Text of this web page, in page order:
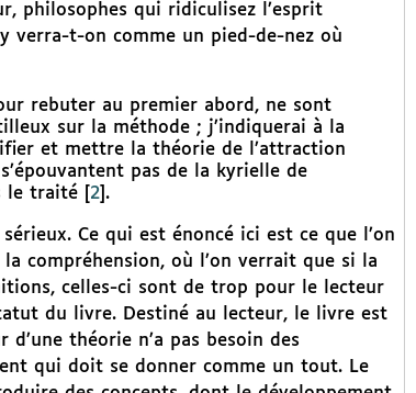
philosophes qui ridiculisez l’esprit
verra-t-on comme un pied-de-nez où
rebuter au premier abord, ne sont
sur la méthode ; j’indiquerai à la
et mettre la théorie de l’attraction
pas de la kyrielle de
le traité[ 2] .
Ce qui est énoncé ici est ce que l’on
compréhension, où l’on verrait que si la
celles-ci sont de trop pour le lecteur
du livre. Destiné au lecteur, le livre est
théorie n’a pas besoin des
qui doit se donner comme un tout. Le